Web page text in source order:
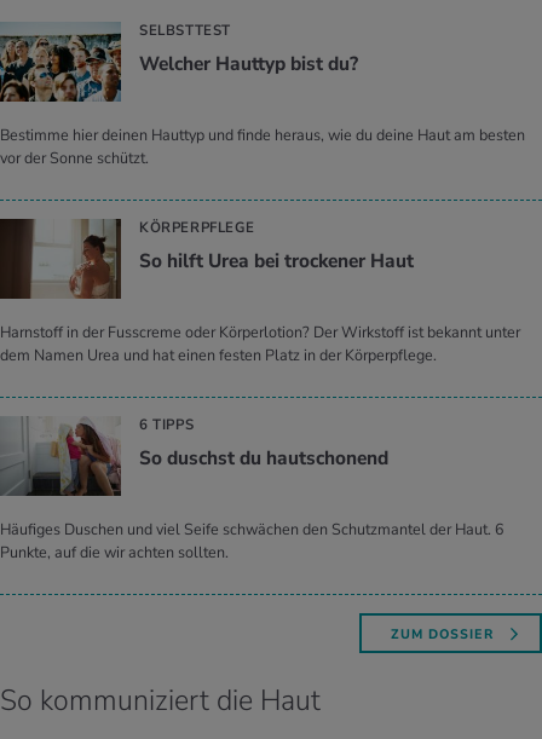
SELBSTTEST
Wel­cher Haut­typ bist du?
Bestimme hier deinen Hauttyp und finde heraus, wie du deine Haut am besten
vor der Sonne schützt.
KÖRPERPFLEGE
So hilft Urea bei tro­cke­ner Haut
Harnstoff in der Fusscreme oder Körperlotion? Der Wirkstoff ist bekannt unter
dem Namen Urea und hat einen festen Platz in der Körperpflege.
6 TIPPS
So duschst du hautscho­nend
Häufiges Duschen und viel Seife schwächen den Schutzmantel der Haut. 6
Punkte, auf die wir achten sollten.
ZUM DOSSIER
So kommuniziert die Haut